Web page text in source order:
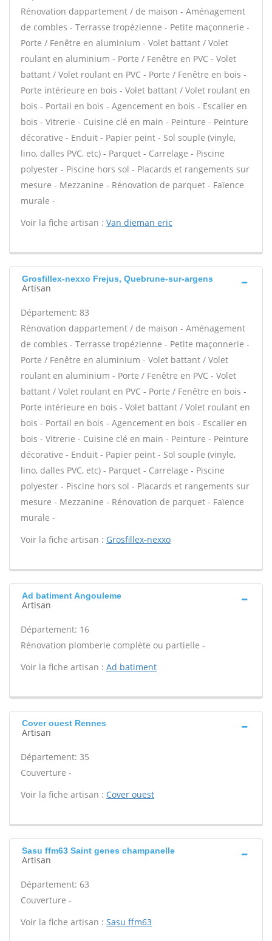
Rénovation dappartement / de maison - Aménagement
de combles - Terrasse tropézienne - Petite maçonnerie -
Porte / Fenêtre en aluminium - Volet battant / Volet
roulant en aluminium - Porte / Fenêtre en PVC - Volet
battant / Volet roulant en PVC - Porte / Fenêtre en bois -
Porte intérieure en bois - Volet battant / Volet roulant en
bois - Portail en bois - Agencement en bois - Escalier en
bois - Vitrerie - Cuisine clé en main - Peinture - Peinture
décorative - Enduit - Papier peint - Sol souple (vinyle,
lino, dalles PVC, etc) - Parquet - Carrelage - Piscine
polyester - Piscine hors sol - Placards et rangements sur
mesure - Mezzanine - Rénovation de parquet - Faïence
murale -
Voir la fiche artisan : Van dieman eric
Grosfillex-nexxo Frejus, Quebrune-sur-argens
Artisan
Département: 83
Rénovation dappartement / de maison - Aménagement
de combles - Terrasse tropézienne - Petite maçonnerie -
Porte / Fenêtre en aluminium - Volet battant / Volet
roulant en aluminium - Porte / Fenêtre en PVC - Volet
battant / Volet roulant en PVC - Porte / Fenêtre en bois -
Porte intérieure en bois - Volet battant / Volet roulant en
bois - Portail en bois - Agencement en bois - Escalier en
bois - Vitrerie - Cuisine clé en main - Peinture - Peinture
décorative - Enduit - Papier peint - Sol souple (vinyle,
lino, dalles PVC, etc) - Parquet - Carrelage - Piscine
polyester - Piscine hors sol - Placards et rangements sur
mesure - Mezzanine - Rénovation de parquet - Faïence
murale -
Voir la fiche artisan : Grosfillex-nexxo
Ad batiment Angouleme
Artisan
Département: 16
Rénovation plomberie complète ou partielle -
Voir la fiche artisan : Ad batiment
Cover ouest Rennes
Artisan
Département: 35
Couverture -
Voir la fiche artisan : Cover ouest
Sasu ffm63 Saint genes champanelle
Artisan
Département: 63
Couverture -
Voir la fiche artisan : Sasu ffm63